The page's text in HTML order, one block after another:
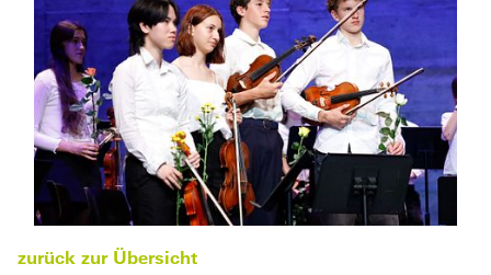
zurück zur Übersicht